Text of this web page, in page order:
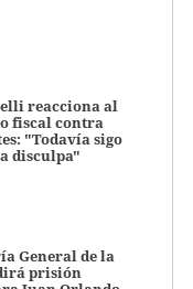
reacciona al
fiscal contra
"Todavía sigo
disculpa"
General de la
prisión